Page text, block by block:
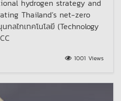
hydrogen strategy and
Thailand’s net-zero
กลไกเทคโนโลยี (Technology
1001 Views